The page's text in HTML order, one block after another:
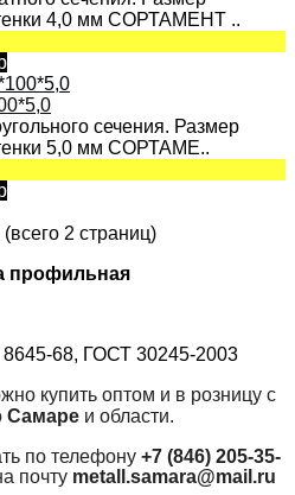
4,0 мм СОРТАМЕНТ ..
сечения. Размер
5,0 мм СОРТАМЕ..
2 страниц)
профильная
68, ГОСТ 30245-2003
купить оптом и в розницу с
Самареи области.
по телефону +7 (846) 205-35-
почту metall.samara@mail.ru